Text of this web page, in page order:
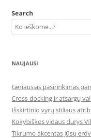
Search
NAUJAUSI
Geriausias pasirinkimas
Cross-docking ir atsargų
Išskirtinio vyrų stiliaus
Kokybiškos vidaus durys
Tikrumo akcentas Jūsų